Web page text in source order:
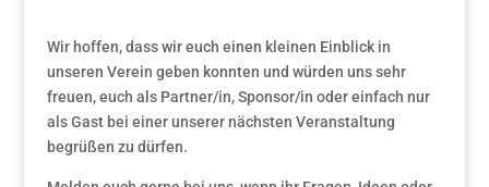
Wir hoffen, dass wir euch einen kleinen Einblick in
unseren Verein geben konnten und würden uns sehr
freuen, euch als Partner/in, Sponsor/in oder einfach nur
als Gast bei einer unserer nächsten Veranstaltung
begrüßen zu dürfen.